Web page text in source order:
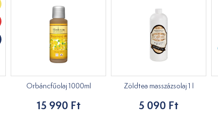
Orbáncfűolaj 1000ml
15 990 Ft
Zöldtea masszázsolaj 1 l
5 090 Ft